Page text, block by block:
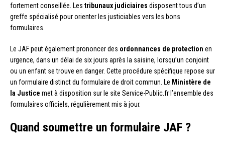
fortement conseillée. Les tribunaux judiciaires disposent tous d’un
greffe spécialisé pour orienter les justiciables vers les bons
formulaires.
Le JAF peut également prononcer des ordonnances de protection en
urgence, dans un délai de six jours après la saisine, lorsqu’un conjoint
ou un enfant se trouve en danger. Cette procédure spécifique repose sur
un formulaire distinct du formulaire de droit commun. Le Ministère de
la Justice met à disposition sur le site Service-Public.fr l’ensemble des
formulaires officiels, régulièrement mis à jour.
Quand soumettre un formulaire JAF ?